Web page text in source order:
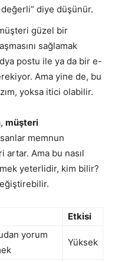
diye düşünür.
güzel bir
sağlamak
postu ile ya da bir e-
Ama yine de, bu
yoksa itici olabilir.
müşteri
memnun
artar. Ama bu nasıl
yeterlidir, kim bilir?
Etkisi
yorum
Yüksek